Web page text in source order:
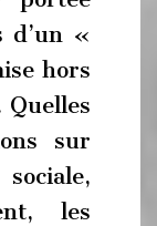
d’un «
hors
sur
les